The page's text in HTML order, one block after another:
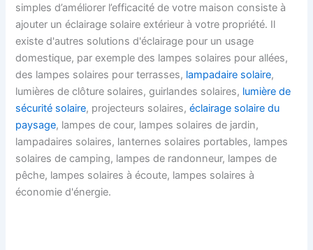
simples d’améliorer l’efficacité de votre maison consiste à
ajouter un éclairage solaire extérieur à votre propriété. Il
existe d'autres solutions d'éclairage pour un usage
domestique, par exemple des lampes solaires pour allées,
des lampes solaires pour terrasses, lampadaire solaire,
lumières de clôture solaires, guirlandes solaires, lumière de
sécurité solaire, projecteurs solaires,éclairage solaire du
paysage, lampes de cour, lampes solaires de jardin,
lampadaires solaires, lanternes solaires portables, lampes
solaires de camping, lampes de randonneur, lampes de
pêche, lampes solaires à écoute, lampes solaires à
économie d'énergie.